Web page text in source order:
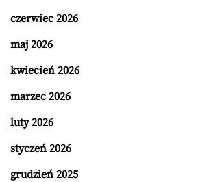
czerwiec 2026
maj 2026
kwiecień 2026
marzec 2026
luty 2026
styczeń 2026
grudzień 2025